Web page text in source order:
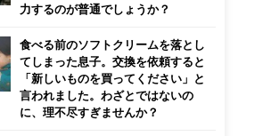
力するのが普通でしょうか？
食べる前のソフトクリームを落とし
てしまった息子。交換を依頼すると
「新しいものを買ってください」と
言われました。わざとではないの
に、理不尽すぎませんか？